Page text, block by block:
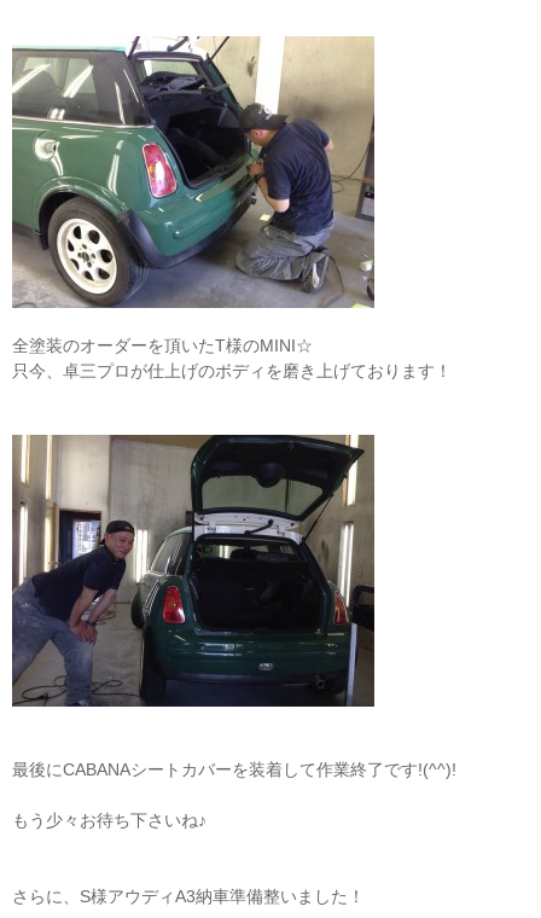
全塗装のオーダーを頂いたT様のMINI☆
只今、卓三プロが仕上げのボディを磨き上げております！
最後にCABANAシートカバーを装着して作業終了です!(^^)!
もう少々お待ち下さいね♪
さらに、S様アウディA3納車準備整いました！